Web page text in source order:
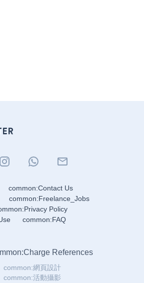
common:Contact Us
common:Freelance_Jobs
Policy
common:FAQ
References
common:網頁設計
common:活動攝影